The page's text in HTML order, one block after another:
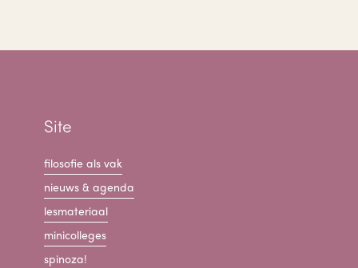
Site
filosofie als vak
nieuws & agenda
lesmateriaal
minicolleges
spinoza!